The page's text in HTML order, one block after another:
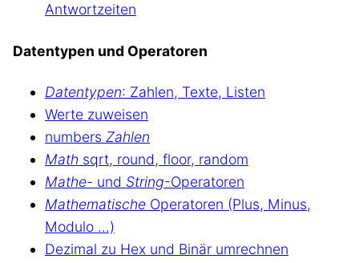
Antwortzeiten
Datentypen und Operatoren
Datentypen: Zahlen, Texte, Listen
Werte zuweisen
numbers Zahlen
Math sqrt, round, floor, random
Mathe- und String-Operatoren
Mathematische Operatoren (Plus, Minus,
Modulo …)
Dezimal zu Hex und Binär umrechnen